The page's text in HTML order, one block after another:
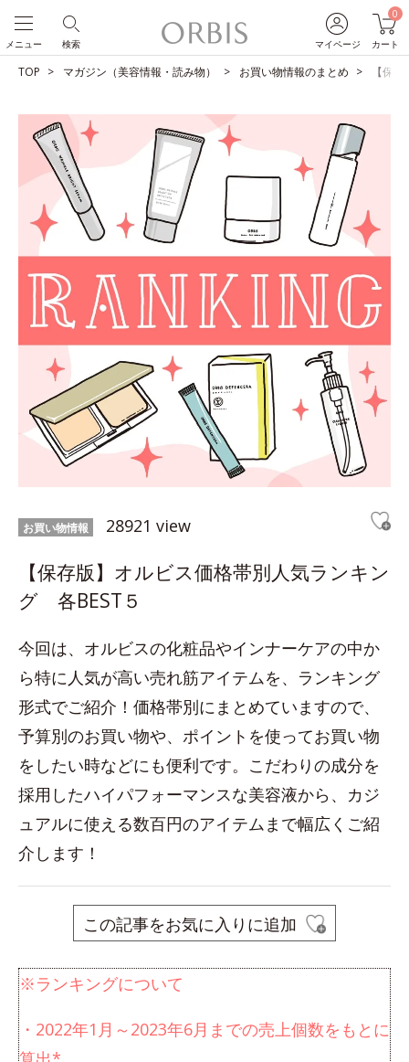
マイページ
0
カート
検索
メニュー
TOP マガジン（美容情報・読み物） お買い物情報のまとめ 【保
お買い物情報 28921 view
【保存版】オルビス価格帯別人気ランキン
グ 各BEST５
今回は、オルビスの化粧品やインナーケアの中か
ら特に人気が高い売れ筋アイテムを、ランキング
形式でご紹介！価格帯別にまとめていますので、
予算別のお買い物や、ポイントを使ってお買い物
をしたい時などにも便利です。こだわりの成分を
採用したハイパフォーマンスな美容液から、カジ
ュアルに使える数百円のアイテムまで幅広くご紹
介します！
この記事をお気に入りに追加
※ランキングについて
・2022年1月～2023年6月までの売上個数をもとに